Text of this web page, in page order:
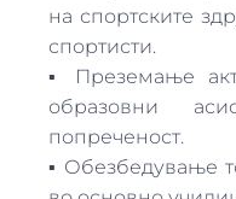
на спортските
спортисти.
▪ Преземање
образовни
попреченост.
▪ Обезбедување